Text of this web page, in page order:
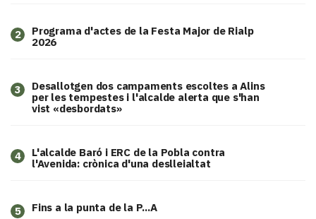
2
Programa d'actes de la Festa Major de Rialp
2026
3
​Desallotgen dos campaments escoltes a Alins
per les tempestes i l'alcalde alerta que s'han
vist «desbordats»
4
L'alcalde Baró i ERC de la Pobla contra
l'Avenida: crònica d'una deslleialtat
5 Fins a la punta de la P...A